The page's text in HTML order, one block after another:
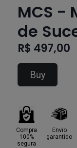
MCS -
de
R$ 497,00
Buy
Compra
100%
segura
Envio
garantido